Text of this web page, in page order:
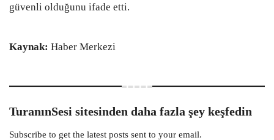
güvenli olduğunu ifade etti.
Kaynak: Haber Merkezi
TuranınSesi sitesinden daha fazla şey keşfedin
Subscribe to get the latest posts sent to your email.